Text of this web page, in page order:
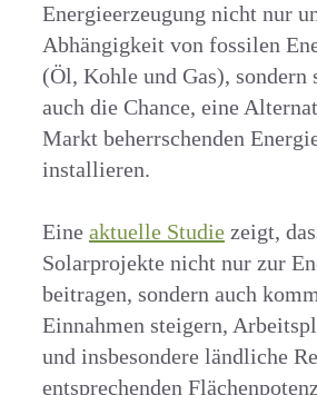
Energieerzeugung nicht nur
Abhängigkeit von fossilen
(Öl, Kohle und Gas), sondern
auch die Chance, eine
Markt beherrschenden
installieren.
Eine aktuelle Studie zeigt,
Solarprojekte nicht nur zur
beitragen, sondern auch
Einnahmen steigern,
und insbesondere ländliche
entsprechenden